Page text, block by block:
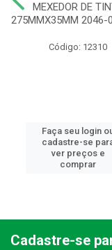
MEXEDOR DE
275MMX35MM 2046-
Código: 12310
Faça seu login
cadastre-se
ver preços e
comprar
Cadastre-se